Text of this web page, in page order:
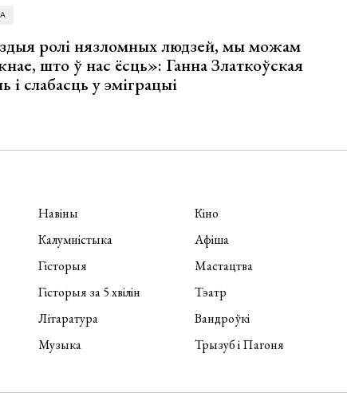
ролі нязломных людзей, мы можам
што ў нас ёсць»: Ганна Златкоўская
і слабасць у эміграцыі
Навіны
Калумністыка
Гісторыя
Гісторыя за 5 хвілін
Літаратура
Музыка
Кіно
Афіша
Мастацтва
Тэатр
Вандроўкі
Трызуб і Пагоня